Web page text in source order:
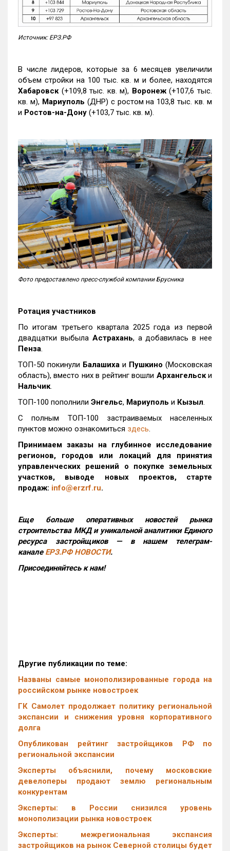
Источник: ЕРЗ.РФ
В числе лидеров, которые за 6 месяцев увеличили
объем стройки на 100 тыс. кв. м и более, находятся
Хабаровск (+109,8 тыс. кв. м), Воронеж(+107,6 тыс.
кв. м), Мариуполь (ДНР) с ростом на 103,8 тыс. кв. м
и Ростов-на-Дону (+103,7 тыс. кв. м).
Фото предоставлено пресс-службой компании Брусника
Ротация участников
По итогам третьего квартала 2025 года из первой
двадцатки выбыла Астрахань, а добавилась в нее
Пенза.
ТОП-50 покинули Балашиха и Пушкино (Московская
область), вместо них в рейтинг вошли Архангельски
Нальчик.
ТОП-100 пополнили Энгельс, Мариуполь и Кызыл.
С полным ТОП-100 застраиваемых населенных
пунктов можно ознакомиться здесь.
Принимаем заказы на глубинное исследование
регионов, городов или локаций для принятия
управленческих решений о покупке земельных
участков, выводе новых проектов, старте
продаж: info@erzrf.ru.
Еще больше оперативных новостей рынка
строительства МКД и уникальной аналитики Единого
ресурса застройщиков — в нашем телеграм-
канале ЕРЗ.РФ НОВОСТИ.
Присоединяйтесь к нам!
Другие публикации по теме:
Названы самые монополизированные города на
российском рынке новостроек
ГК Самолет продолжает политику региональной
экспансии и снижения уровня корпоративного
долга
Опубликован рейтинг застройщиков РФ по
региональной экспансии
Эксперты объяснили, почему московские
девелоперы продают землю региональным
конкурентам
Эксперты: в России снизился уровень
монополизации рынка новостроек
Эксперты: межрегиональная экспансия
застройщиков на рынок Северной столицы будет